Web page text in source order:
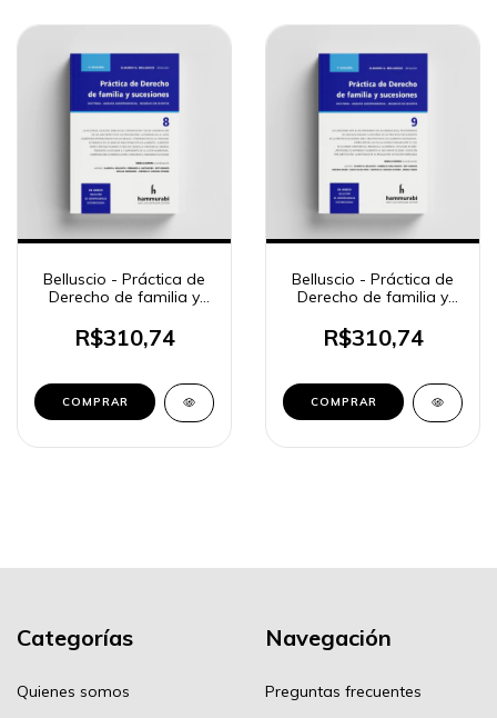
Belluscio - Práctica de
Derecho de familia y
R$310,74
COMPRAR
Belluscio - Práctica de
Derecho de familia y
R$310,74
COMPRAR
Categorías
Quienes somos
Navegación
Preguntas frecuentes